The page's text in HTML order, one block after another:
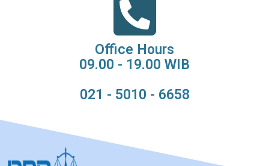
Office Hours
09.00 - 19.00 WIB
021 - 5010 - 6658